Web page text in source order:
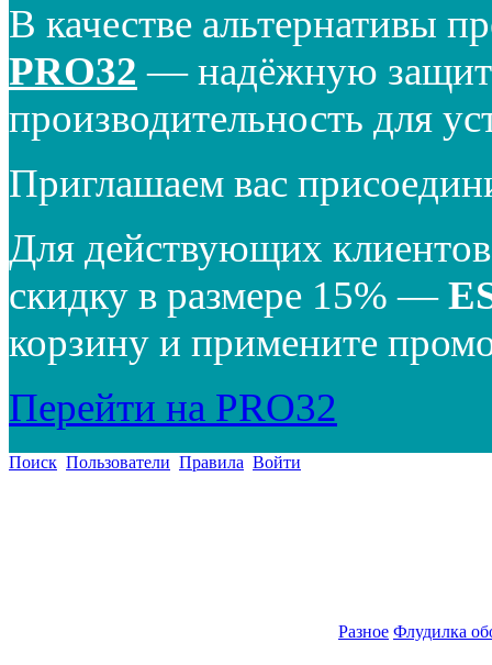
В качестве альтернативы
PRO32 — надёжную
производительность для
Приглашаем вас
Для действующих
скидку в размере 15% —
корзину и примените
Перейти на PRO32
Поиск Пользователи Правила Войти
Разное Флудилка